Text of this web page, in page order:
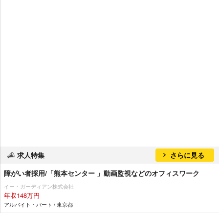
求人特集
さらに見る
障がい者採用/「熊本センター 」動画監視などのオフィスワーク
イー・ガーディアン株式会社
年収148万円
アルバイト・パート / 東京都